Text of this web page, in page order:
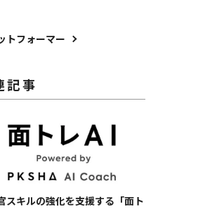
トフォーマー
記事
スキルの強化を支援する「面ト